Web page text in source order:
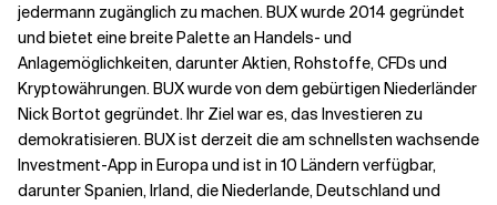
jedermann zugänglich zu machen. BUX wurde 2014 gegründet
und bietet eine breite Palette an Handels- und
Anlagemöglichkeiten, darunter Aktien, Rohstoffe, CFDs und
Kryptowährungen. BUX wurde von dem gebürtigen Niederländer
Nick Bortot gegründet. Ihr Ziel war es, das Investieren zu
demokratisieren. BUX ist derzeit die am schnellsten wachsende
Investment-App in Europa und ist in 10 Ländern verfügbar,
darunter Spanien, Irland, die Niederlande, Deutschland und